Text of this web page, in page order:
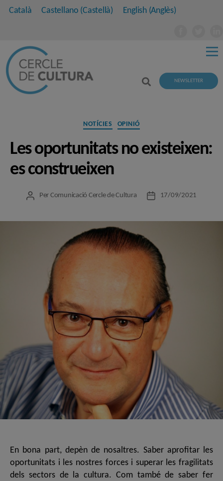
Català Castellano (Castellà) English(Anglès)
NEWSLETTER
Categories
NOTÍCIES OPINIÓ
Les oportunitats no existeixen:
es construeixen
Autor
Per Comunicació Cercle de Cultura
Data17/09/2021
En bona part, depèn de nosaltres. Saber aprofitar les
oportunitats i les nostres forces i superar les fragilitats
dels sectors de la cultura. Com també de saber fer